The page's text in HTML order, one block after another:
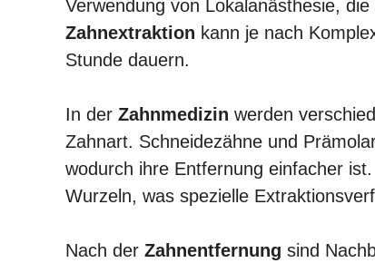
Verwendung von Lokalanästhesie,
Zahnextraktion kann je nach
Stunde dauern.
In der Zahnmedizin werden
Zahnart. Schneidezähne und
wodurch ihre Entfernung einfacher
Wurzeln, was spezielle
Nach der Zahnentfernung sind